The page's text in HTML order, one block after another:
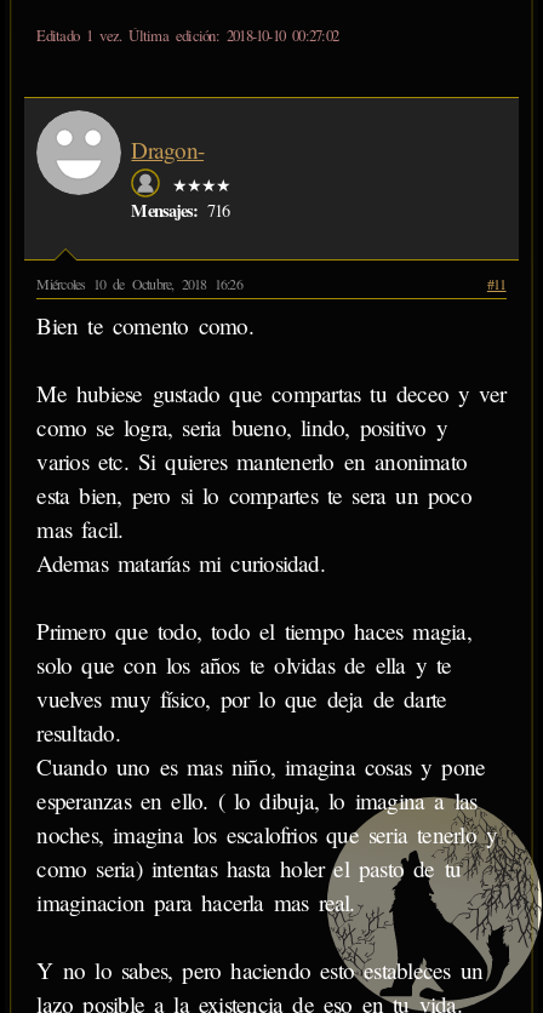
Editado 1 vez. Última edición: 2018-10-10 00:27:02
Dragon-
★★★★
Mensajes: 716
Miércoles 10 de Octubre, 2018 16:26 #11
Bien te comento como.
Me hubiese gustado que compartas tu deceo y ver
como se logra, seria bueno, lindo, positivo y
varios etc. Si quieres mantenerlo en anonimato
esta bien, pero si lo compartes te sera un poco
mas facil.
Ademas matarías mi curiosidad.
Primero que todo, todo el tiempo haces magia,
solo que con los años te olvidas de ella y te
vuelves muy físico, por lo que deja de darte
resultado.
Cuando uno es mas niño, imagina cosas y pone
esperanzas en ello. ( lo dibuja, lo imagina a las
noches, imagina los escalofrios que seria tenerlo y
como seria) intentas hasta holer el pasto de tu
imaginacion para hacerla mas real.
Y no lo sabes, pero haciendo esto estableces un
lazo posible a la existencia de eso en tu vida.